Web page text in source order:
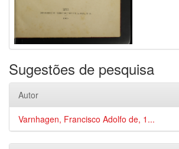
Sugestões de pesquisa
Autor
Varnhagen, Francisco Adolfo de, 1...